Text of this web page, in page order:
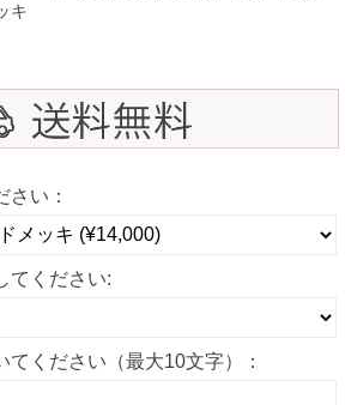
キ
さい：
てください:
てください（最大10文字）：